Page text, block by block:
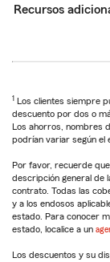
Recursos
1 Los clientes siempre
descuento por dos o
Los ahorros, nombres
podrían variar según el
Por favor, recuerde
descripción general de
contrato. Todas las
y a los endosos
estado. Para conocer
estado, localice a un
Los descuentos y su